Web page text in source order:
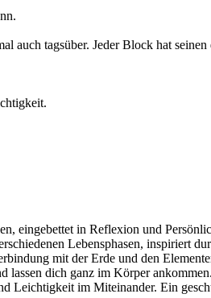
auch tagsüber. Jeder Block hat
eingebettet in Reflexion und
Lebensphasen, inspiriert
mit der Erde und den
lassen dich ganz im Körper ankommen.
im Miteinander. Ein